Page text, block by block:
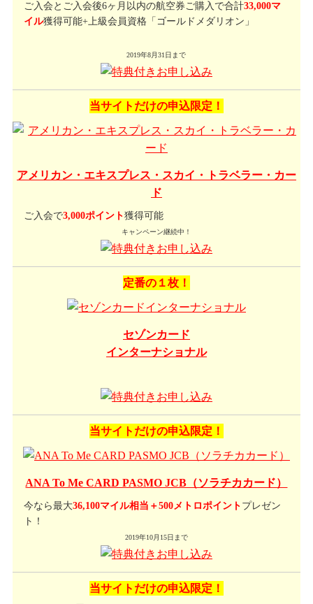
ご入会とご入会後6ヶ月以内の航空券ご購入で合計33,000マ
イル獲得可能+上級会員資格「ゴールドメダリオン」
2019年8月31日まで
当サイトだけの申込限定！
アメリカン・エキスプレス・スカイ・トラベラー・カー
ド
ご入会で3,000ポイント獲得可能
キャンペーン継続中！
定番の１枚！
セゾンカード
インターナショナル
当サイトだけの申込限定！
ANA To Me CARD PASMO JCB（ソラチカカード）
今なら最大36,100マイル相当＋500メトロポイント プレゼン
ト！
2019年10月15日まで
当サイトだけの申込限定！